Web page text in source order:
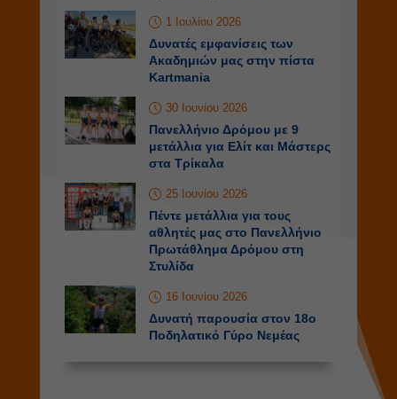
1 Ιουλίου 2026
Δυνατές εμφανίσεις των
Ακαδημιών μας στην πίστα
Kartmania
30 Ιουνίου 2026
Πανελλήνιο Δρόμου με 9
μετάλλια για Ελίτ και Μάστερς
στα Τρίκαλα
25 Ιουνίου 2026
Πέντε μετάλλια για τους
αθλητές μας στο Πανελλήνιο
Πρωτάθλημα Δρόμου στη
Στυλίδα
16 Ιουνίου 2026
Δυνατή παρουσία στον 18ο
Ποδηλατικό Γύρο Νεμέας